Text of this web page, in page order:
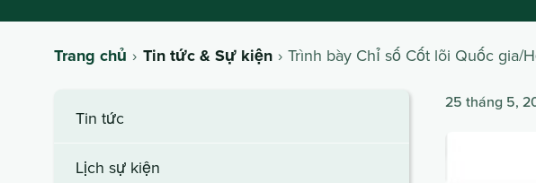
Trang chủ Tin tức & Sự kiện Trình bày Chỉ số Cốt lõi Quốc gia/
Tin tức
Lịch sự kiện
25 tháng 5,